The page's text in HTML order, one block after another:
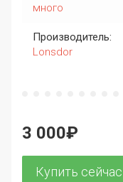
много
Производитель:
Lonsdor
3 000₽